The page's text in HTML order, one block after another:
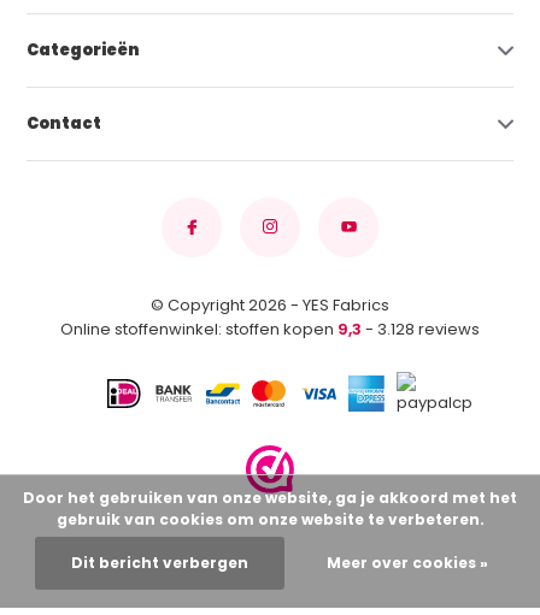
Categorieën
Contact
© Copyright 2026 - YES Fabrics
Online stoffenwinkel: stoffen kopen 9,3 - 3.128 reviews
Door het gebruiken van onze website, ga je akkoord met het
gebruik van cookies om onze website te verbeteren.
Dit bericht verbergen Meer over cookies »